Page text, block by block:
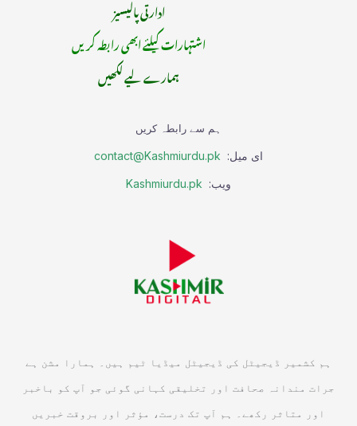
ادارتی پالیسیز
اشتہارات کیلئے ابھی رابطہ کریں
ہمارے لیے لکھیں
ہم سے رابطہ کریں
ای میل: contact@Kashmiurdu.pk
ویب: Kashmiurdu.pk
ہم کشمیر ڈیجیٹل کی ڈیجیٹل میڈیا ٹیم ہیں۔ ہمارا مشن ہے
جرات مندانہ صحافت اور تخلیقی کہانی گوئی جو آپ کو باخبر
اور متاثر رکھے۔ ہم آپ تک درست، مؤثر اور بروقت خبریں